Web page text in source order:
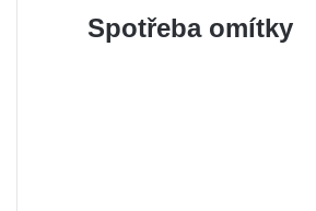
Spotřeba omítky